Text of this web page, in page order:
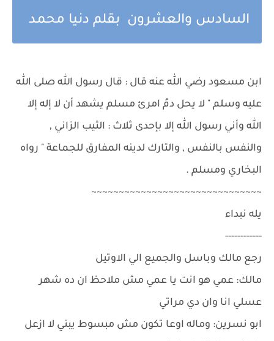
السادس والعشرون بقلم دنيا محمد
ابن مسعود رضي الله عنه قال : قال رسول الله صلى الله
عليه وسلم " لا يحل دمُ امرئ مسلم يشهد أن لا إله إلا
الله وأني رسول الله إلا بإحدى ثلاث : الثيب الزاني ,
والنفس بالنفس , والتارك لدينه المفارق للجماعة " رواه
البخاري ومسلم .
~~~~~~~~~~~~~~~~~~~~~~~~~~~~~~~
يله نبداء
------------
رجع مالك وباسل والجميع الي الاوتيل
مالك: عمي هو انت يا عمي مش ملاحظ ان ده شهر
عسلي انا وان دي مراتي
ابو نسرين: وماله اوعا تكون مش مبسوط يبني لا ازعل